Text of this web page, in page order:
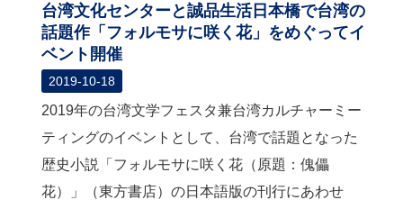
台湾文化センターと誠品生活日本橋で台湾の
話題作「フォルモサに咲く花」をめぐってイ
ベント開催
2019-10-18
2019年の台湾文学フェスタ兼台湾カルチャーミー
ティングのイベントとして、台湾で話題となった
歴史小説「フォルモサに咲く花（原題：傀儡
花）」（東方書店）の日本語版の刊行にあわせ